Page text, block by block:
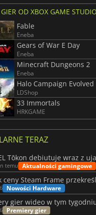
GIER OD XBOX GAME
Fable
Eneba
Gears of War E Day
Eneba
Minecraft Dungeons 2
Eneba
Halo Campaign Evolved
LDShop
33 Immortals
HRKGAME
TERAZ
temu Aktualności gamingowe
Nowości Hardware
Premiery gier